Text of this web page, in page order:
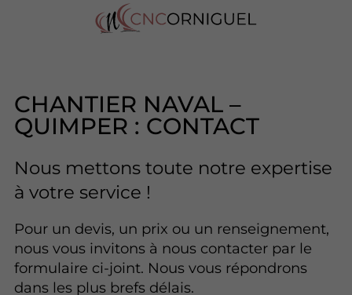
CHANTIER NAVAL –
QUIMPER : CONTACT
Nous mettons toute notre expertise
à votre service !
Pour un devis, un prix ou un renseignement,
nous vous invitons à nous contacter par le
formulaire ci-joint. Nous vous répondrons
dans les plus brefs délais.